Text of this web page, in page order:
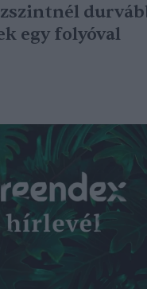
egy folyóval